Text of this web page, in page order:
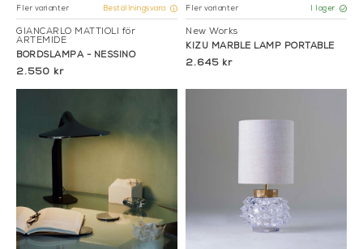
Fler varianter Beställningsvara
GIANCARLO MATTIOLI för
ARTEMIDE
BORDSLAMPA - NESSINO
2.550 kr
Fler varianter I lager
New Works
KIZU MARBLE LAMP PORTABLE
2.645 kr